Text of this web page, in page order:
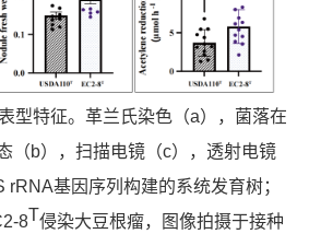
型特征。革兰氏染色（a），菌落在
（b），扫描电镜（c），透射电镜
rRNA基因序列构建的系统发育树；
8T侵染大豆根瘤，图像拍摄于接种